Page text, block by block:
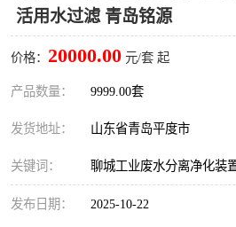
活用水过滤 青岛铭源
价格： 20000.00 元/套 起
产品数量： 9999.00套
发货地址： 山东省青岛平度市
关键词： 聊城工业废水分离净化装
发布日期： 2025-10-22
真空冲洗设备
水平自清洗格栅